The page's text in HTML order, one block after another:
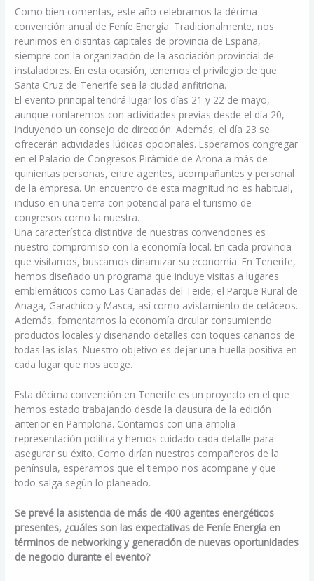
Como bien comentas, este año celebramos la décima
convención anual de Feníe Energía. Tradicionalmente, nos
reunimos en distintas capitales de provincia de España,
siempre con la organización de la asociación provincial de
instaladores. En esta ocasión, tenemos el privilegio de que
Santa Cruz de Tenerife sea la ciudad anfitriona.
El evento principal tendrá lugar los días 21 y 22 de mayo,
aunque contaremos con actividades previas desde el día 20,
incluyendo un consejo de dirección. Además, el día 23 se
ofrecerán actividades lúdicas opcionales. Esperamos congregar
en el Palacio de Congresos Pirámide de Arona a más de
quinientas personas, entre agentes, acompañantes y personal
de la empresa. Un encuentro de esta magnitud no es habitual,
incluso en una tierra con potencial para el turismo de
congresos como la nuestra.
Una característica distintiva de nuestras convenciones es
nuestro compromiso con la economía local. En cada provincia
que visitamos, buscamos dinamizar su economía. En Tenerife,
hemos diseñado un programa que incluye visitas a lugares
emblemáticos como Las Cañadas del Teide, el Parque Rural de
Anaga, Garachico y Masca, así como avistamiento de cetáceos.
Además, fomentamos la economía circular consumiendo
productos locales y diseñando detalles con toques canarios de
todas las islas. Nuestro objetivo es dejar una huella positiva en
cada lugar que nos acoge.
Esta décima convención en Tenerife es un proyecto en el que
hemos estado trabajando desde la clausura de la edición
anterior en Pamplona. Contamos con una amplia
representación política y hemos cuidado cada detalle para
asegurar su éxito. Como dirían nuestros compañeros de la
península, esperamos que el tiempo nos acompañe y que
todo salga según lo planeado.
Se prevé la asistencia de más de 400 agentes energéticos
presentes, ¿cuáles son las expectativas de Feníe Energía en
términos de networking y generación de nuevas oportunidades
de negocio durante el evento?